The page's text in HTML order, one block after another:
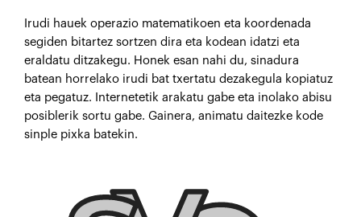
Irudi hauek operazio matematikoen eta koordenada
segiden bitartez sortzen dira eta kodean idatzi eta
eraldatu ditzakegu. Honek esan nahi du, sinadura
batean horrelako irudi bat txertatu dezakegula kopiatuz
eta pegatuz. Internetetik arakatu gabe eta inolako abisu
posiblerik sortu gabe. Gainera, animatu daitezke kode
sinple pixka batekin.